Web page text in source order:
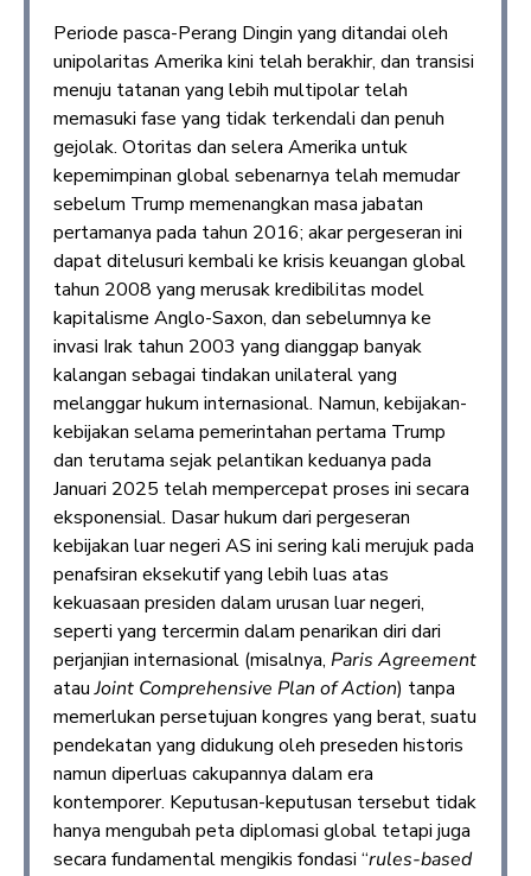
Periode pasca-Perang Dingin yang ditandai oleh
unipolaritas Amerika kini telah berakhir, dan transisi
menuju tatanan yang lebih multipolar telah
memasuki fase yang tidak terkendali dan penuh
gejolak. Otoritas dan selera Amerika untuk
kepemimpinan global sebenarnya telah memudar
sebelum Trump memenangkan masa jabatan
pertamanya pada tahun 2016; akar pergeseran ini
dapat ditelusuri kembali ke krisis keuangan global
tahun 2008 yang merusak kredibilitas model
kapitalisme Anglo-Saxon, dan sebelumnya ke
invasi Irak tahun 2003 yang dianggap banyak
kalangan sebagai tindakan unilateral yang
melanggar hukum internasional. Namun, kebijakan-
kebijakan selama pemerintahan pertama Trump
dan terutama sejak pelantikan keduanya pada
Januari 2025 telah mempercepat proses ini secara
eksponensial. Dasar hukum dari pergeseran
kebijakan luar negeri AS ini sering kali merujuk pada
penafsiran eksekutif yang lebih luas atas
kekuasaan presiden dalam urusan luar negeri,
seperti yang tercermin dalam penarikan diri dari
perjanjian internasional (misalnya, Paris Agreement
atauJoint Comprehensive Plan of Action) tanpa
memerlukan persetujuan kongres yang berat, suatu
pendekatan yang didukung oleh preseden historis
namun diperluas cakupannya dalam era
kontemporer. Keputusan-keputusan tersebut tidak
hanya mengubah peta diplomasi global tetapi juga
secara fundamental mengikis fondasi “rules-based